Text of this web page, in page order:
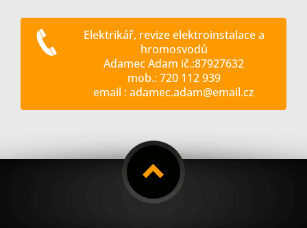
Elektrikář, revize elektroinstalace a
hromosvodů
Adamec Adam ič.:87927632
mob.: 720 112 939
email : adamec.adam@email.cz